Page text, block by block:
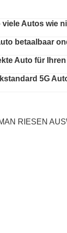
Autos wie
betaalbaar
Auto für
5G